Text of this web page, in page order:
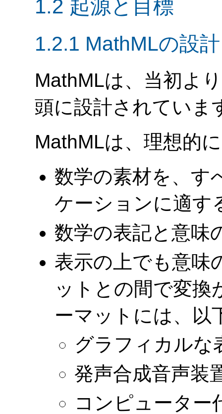
1.2 起源と目標
1.2.1 MathMLの設
MathMLは、当初よ
頭に設計されていま
MathMLは、理想的
数学の素材を、す
ケーションに適す
数学の表記と意味
表示の上でも意味
ットとの間で変換
ーマットには、以
グラフィカルな
発声合成音声装
コンピューター